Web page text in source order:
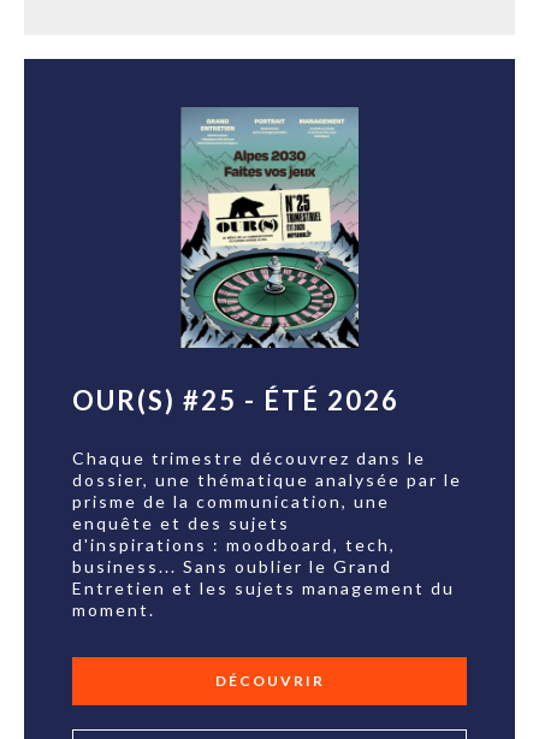
OUR(S) #25 - ÉTÉ 2026
Chaque trimestre découvrez dans le
dossier, une thématique analysée par le
prisme de la communication, une
enquête et des sujets
d'inspirations : moodboard, tech,
business... Sans oublier le Grand
Entretien et les sujets management du
moment.
DÉCOUVRIR